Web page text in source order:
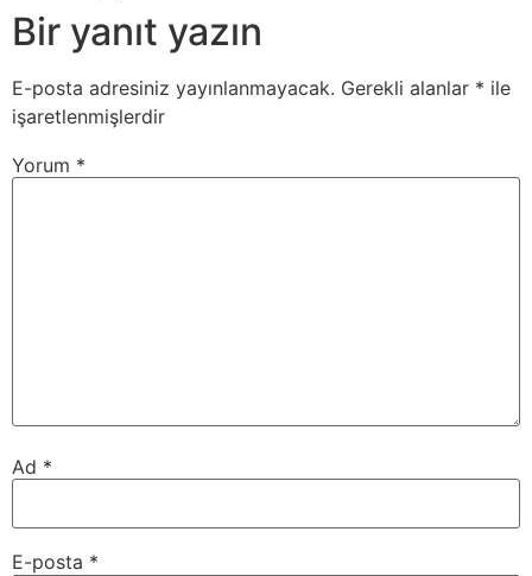
Bir yanıt yazın
E-posta adresiniz yayınlanmayacak. Gerekli alanlar * ile
işaretlenmişlerdir
Yorum *
Ad *
E-posta *